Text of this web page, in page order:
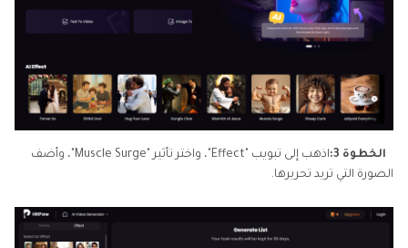
الخطوة 3:
اذهب إلى تبويب "Effect"، واختر تأثير "Muscle Surge"، وأضف
الصورة التي تريد تحريرها.